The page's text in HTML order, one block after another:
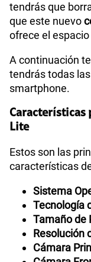
tendrás que
que este nuevo
ofrece el
A continuación
tendrás todas
smartphone.
Características
Lite
Estos son las
características
Sistema
Tecnología
Tamaño de
Resolución
Cámara